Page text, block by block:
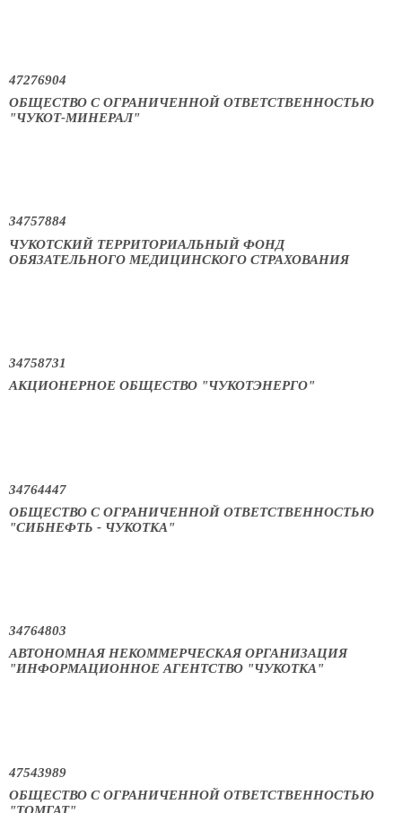
47276904
ОБЩЕСТВО С ОГРАНИЧЕННОЙ ОТВЕТСТВЕННОСТЬЮ
"ЧУКОТ-МИНЕРАЛ"
34757884
ЧУКОТСКИЙ ТЕРРИТОРИАЛЬНЫЙ ФОНД
ОБЯЗАТЕЛЬНОГО МЕДИЦИНСКОГО СТРАХОВАНИЯ
34758731
АКЦИОНЕРНОЕ ОБЩЕСТВО "ЧУКОТЭНЕРГО"
34764447
ОБЩЕСТВО С ОГРАНИЧЕННОЙ ОТВЕТСТВЕННОСТЬЮ
"СИБНЕФТЬ - ЧУКОТКА"
34764803
АВТОНОМНАЯ НЕКОММЕРЧЕСКАЯ ОРГАНИЗАЦИЯ
"ИНФОРМАЦИОННОЕ АГЕНТСТВО "ЧУКОТКА"
47543989
ОБЩЕСТВО С ОГРАНИЧЕННОЙ ОТВЕТСТВЕННОСТЬЮ